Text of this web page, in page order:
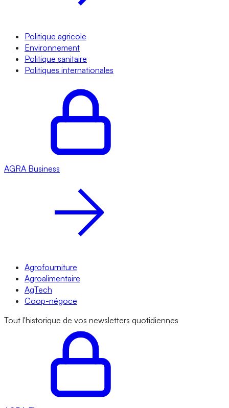
Politique agricole
Environnement
Politique sanitaire
Politiques internationales
AGRA Business
Agrofourniture
Agroalimentaire
AgTech
Coop-négoce
Tout l'historique de vos newsletters quotidiennes